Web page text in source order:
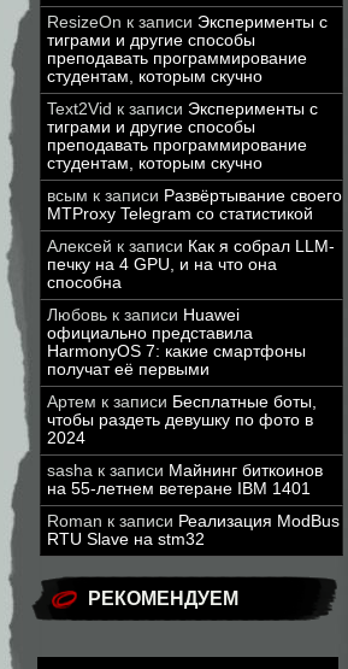
ResizeOn к записи Эксперименты с
тиграми и другие способы
преподавать программирование
студентам, которым скучно
Text2Vid к записи Эксперименты с
тиграми и другие способы
преподавать программирование
студентам, которым скучно
всым к записи Развёртывание своего
MTProxy Telegram со статистикой
Алексей к записи Как я собрал LLM-
печку на 4 GPU, и на что она
способна
Любовь к записи Huawei
официально представила
HarmonyOS 7: какие смартфоны
получат её первыми
Артем к записи Бесплатные боты,
чтобы раздеть девушку по фото в
2024
sasha к записи Майнинг биткоинов
на 55-летнем ветеране IBM 1401
Roman к записи Реализация ModBus
RTU Slave на stm32
РЕКОМЕНДУЕМ